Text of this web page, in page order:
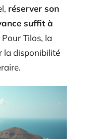
réserver son
suffit à
Pour Tilos, la
la disponibilité